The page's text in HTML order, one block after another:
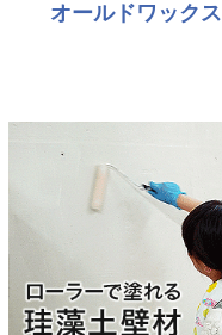
オールドワックス